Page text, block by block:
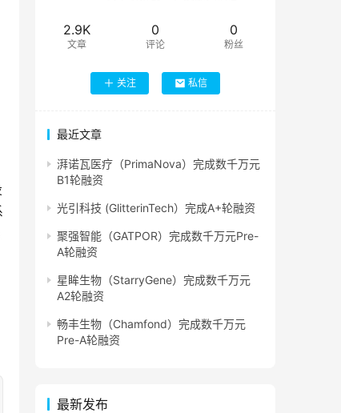
2.9K
文章
0
评论
0
粉丝
关注 私信
最近文章
湃诺瓦医疗（PrimaNova）完成数千万元
B1轮融资
光引科技 (GlitterinTech）完成A+轮融资
聚强智能（GATPOR）完成数千万元Pre-
A轮融资
星眸生物（StarryGene）完成数千万元
A2轮融资
畅丰生物（Chamfond）完成数千万元
Pre-A轮融资
最新发布